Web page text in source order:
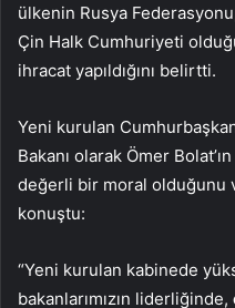
ülkenin Rusya
Çin Halk Cumhuriyeti
ihracat yapıldığını belirtti.
Yeni kurulan
Bakanı olarak Ömer
değerli bir moral olduğunu
konuştu:
“Yeni kurulan kabinede
bakanlarımızın liderliğinde,